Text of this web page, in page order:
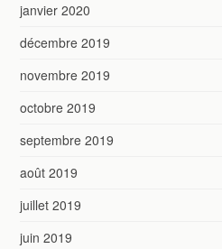
janvier 2020
décembre 2019
novembre 2019
octobre 2019
septembre 2019
août 2019
juillet 2019
juin 2019